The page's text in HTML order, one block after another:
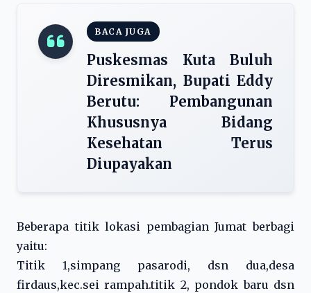
BACA JUGA
Puskesmas Kuta Buluh
Diresmikan, Bupati Eddy
Berutu: Pembangunan
Khususnya Bidang
Kesehatan Terus
Diupayakan
Beberapa titik lokasi pembagian Jumat berbagi
yaitu:
Titik 1,simpang pasarodi, dsn dua,desa
firdaus,kec.sei rampah.titik 2, pondok baru dsn